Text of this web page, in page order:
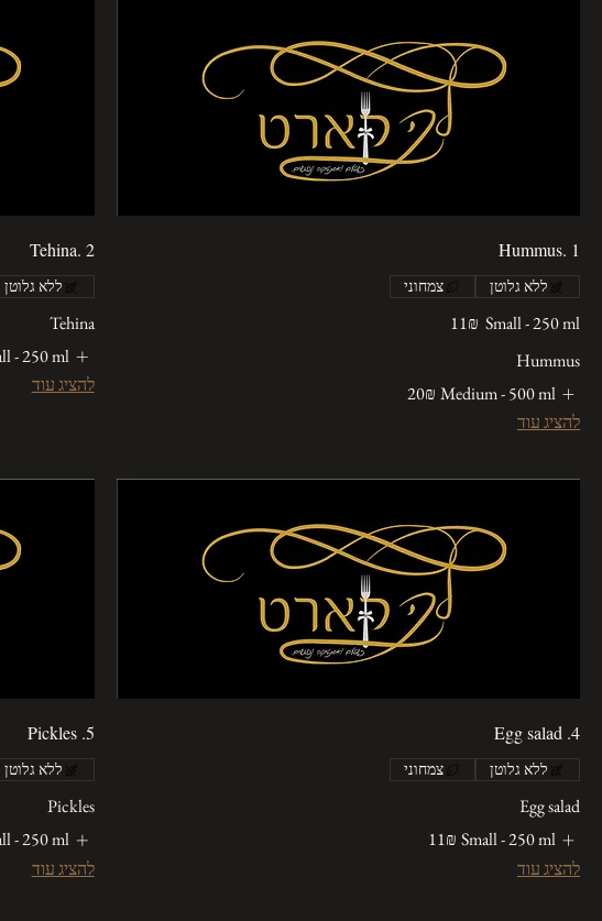
Hummus. 1
Small - 250 ml
‏11 ‏₪
ללא גלוטן צמחוני
Hummus
Medium - 500 ml
‏20 ‏₪
להציג עוד
Tehina. 2
ללא גלוטן
Tehina
- 250 ml
להציג עוד
4. Egg salad
ללא גלוטן צמחוני
Egg salad
Small - 250 ml
‏11 ‏₪
להציג עוד
5. Pickles
ללא גלוטן
Pickles
- 250 ml
להציג עוד